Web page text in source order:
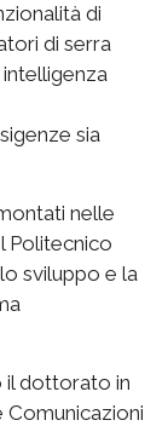
di
di serra
sia
nelle
Politecnico
sviluppo e la
il dottorato in